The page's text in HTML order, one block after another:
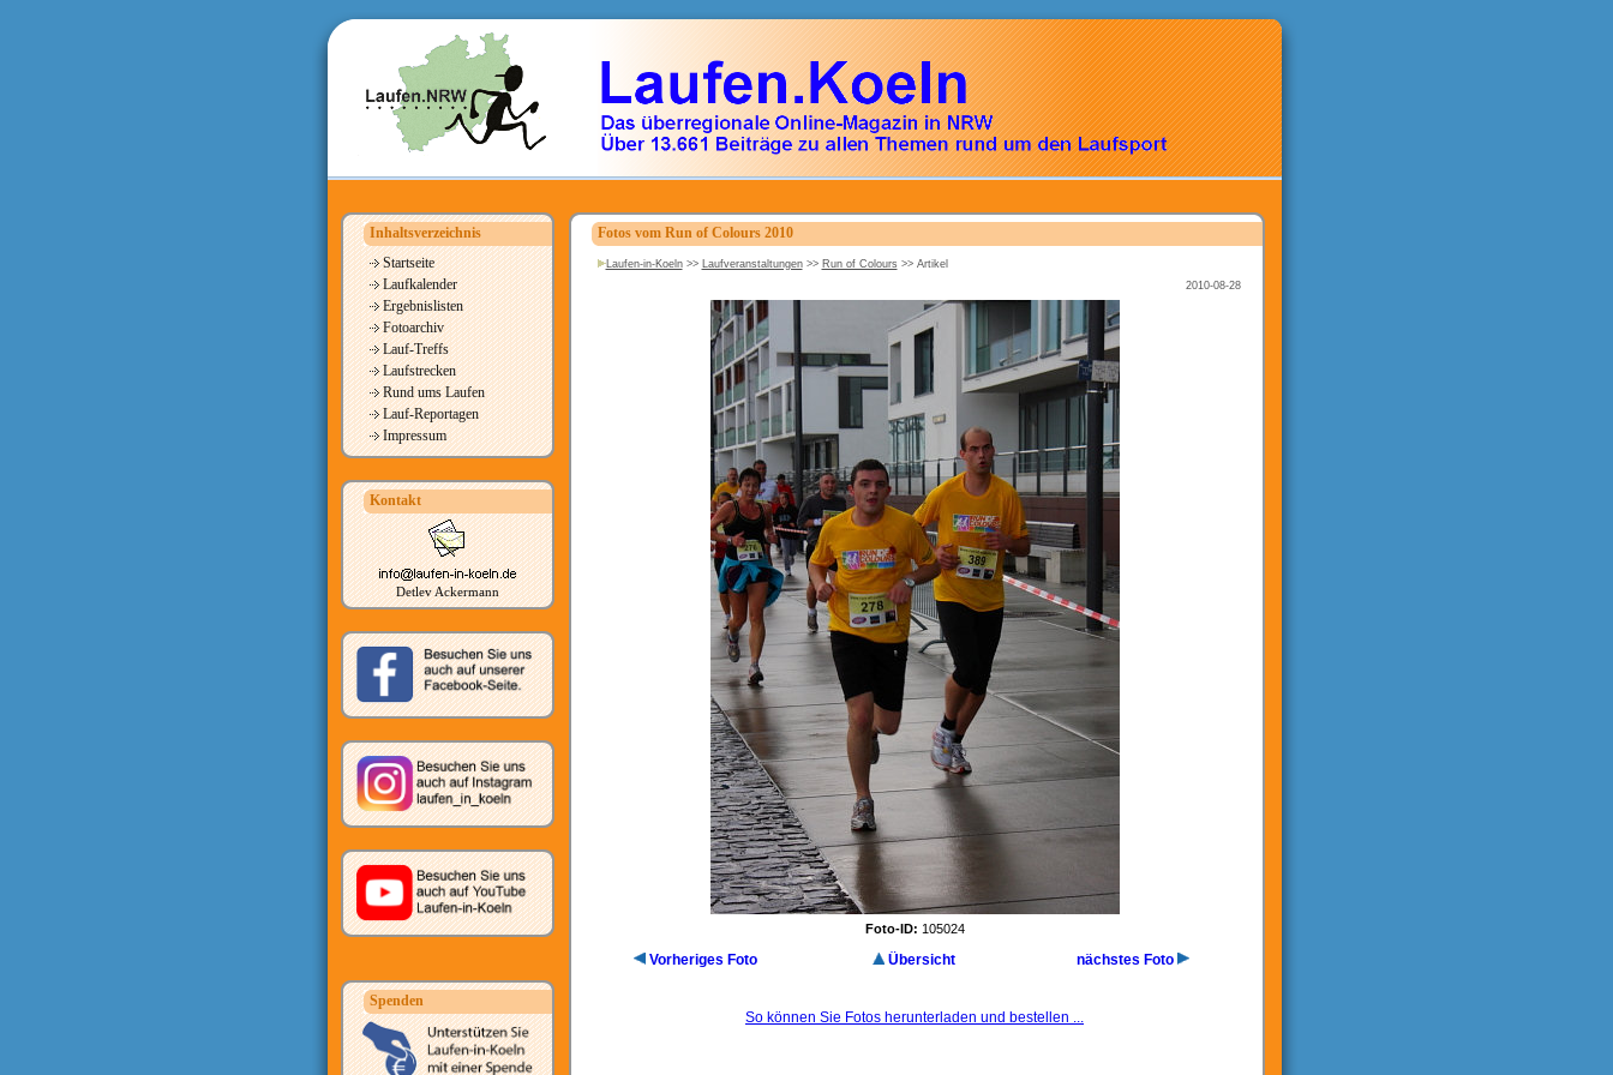
Inhaltsverzeichnis
Startseite
Laufkalender
Ergebnislisten
Fotoarchiv
Lauf-Treffs
Laufstrecken
Rund ums Laufen
Lauf-Reportagen
Impressum
Kontakt
Detlev Ackermann
Spenden
Fotos vom Run of Colours 2010
Laufen-in-Koeln>> Laufveranstaltungen>> Run of Colours >> Artikel
2010-08-28
Foto-ID: 105024
Vorheriges Foto Übersicht nächstes Foto
So können Sie Fotos herunterladen und bestellen ...